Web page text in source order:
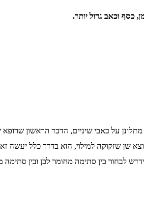
כסף וכאב גדול יותר.
על כאבי שיניים, הדבר הראשון שרופא
שן שזקוקה למילוי, הוא בדרך כלל יעשה
לבחור בין סתימה מחומר לבן ובין סתימה